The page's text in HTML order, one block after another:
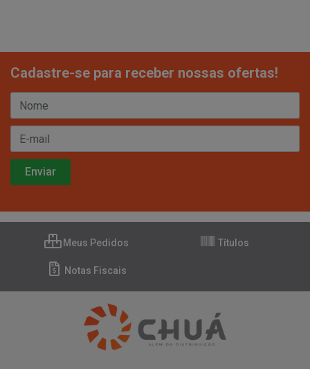
Cadastre-se para receber nossas ofertas!
Meus Pedidos Títulos
Notas Fiscais